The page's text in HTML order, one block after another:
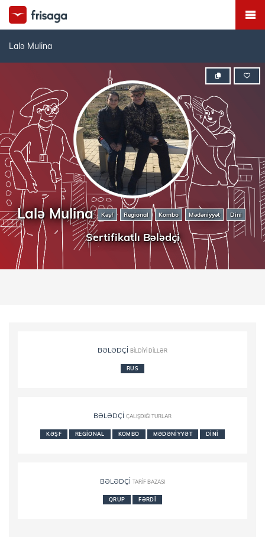
Lalə Mulina
Lalə Mulina Kəşf Regional Kombo Mədəniyyət Dini
Sertifikatlı Bələdçi
BƏLƏDÇI BILDIYI DILLƏR
RUS
BƏLƏDÇI ÇALIŞDIĞI TURLAR
KƏŞF REGIONAL KOMBO MƏDƏNIYYƏT DINI
BƏLƏDÇI TARIF BAZASI
QRUP FƏRDI